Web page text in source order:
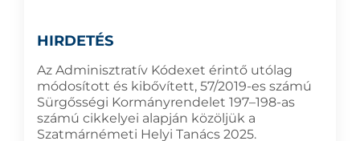
HIRDETÉS
Az Adminisztratív Kódexet érintő utólag
módosított és kibővített, 57/2019-es számú
Sürgősségi Kormányrendelet 197–198-as
számú cikkelyei alapján közöljük a
Szatmárnémeti Helyi Tanács 2025.